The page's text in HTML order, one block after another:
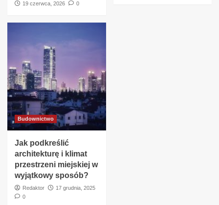
19 czerwca, 2026
0
Budownictwo
Jak podkreślić
architekturę i klimat
przestrzeni miejskiej w
wyjątkowy sposób?
Redaktor
17 grudnia, 2025
0